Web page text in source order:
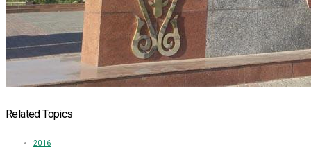
Related Topics
2016